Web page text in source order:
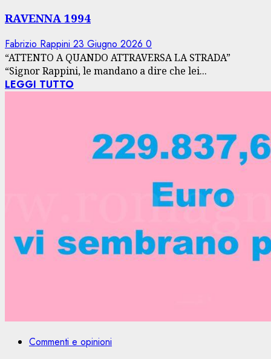
RAVENNA 1994
Fabrizio Rappini 23 Giugno 2026 0
“ATTENTO A QUANDO ATTRAVERSA LA STRADA”
“Signor Rappini, le mandano a dire che lei...
LEGGI TUTTO
Commenti e opinioni